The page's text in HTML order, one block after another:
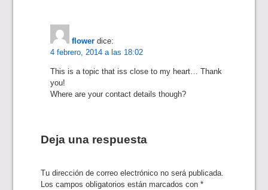
flower dice:
4 febrero, 2014 a las 18:02
This is a topic that iss close to my heart… Thank
you!
Where are your contact details though?
Deja una respuesta
Tu dirección de correo electrónico no será publicada.
Los campos obligatorios están marcados con*